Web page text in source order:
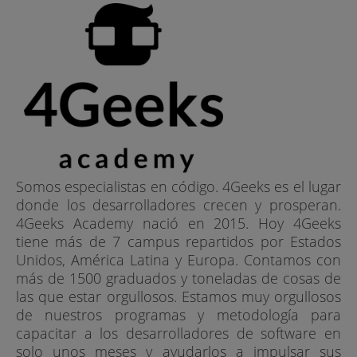
Somos especialistas en código. 4Geeks es el lugar
donde los desarrolladores crecen y prosperan.
4Geeks Academy nació en 2015. Hoy 4Geeks
tiene más de 7 campus repartidos por Estados
Unidos, América Latina y Europa. Contamos con
más de 1500 graduados y toneladas de cosas de
las que estar orgullosos. Estamos muy orgullosos
de nuestros programas y metodología para
capacitar a los desarrolladores de software en
solo unos meses y ayudarlos a impulsar sus